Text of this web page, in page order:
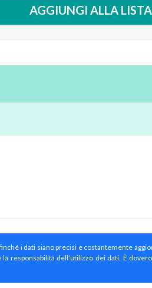
AGGIUNGI ALLA
i dati siano precisi e costantemente
responsabilità dell’utilizzo dei dati. È